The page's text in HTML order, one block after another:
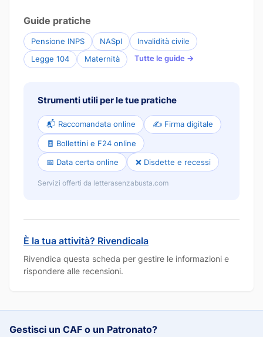
Guide pratiche
Pensione INPS NASpI
Invalidità civile
Legge 104
Maternità Tutte le guide →
Strumenti utili per le tue pratiche
📬 Raccomandata online ✍️ Firma digitale
🧾 Bollettini e F24 online
📅 Data certa online ❌ Disdette e recessi
Servizi offerti da letterasenzabusta.com
È la tua attività? Rivendicala
Rivendica questa scheda per gestire le informazioni e
rispondere alle recensioni.
Gestisci un CAF o un Patronato?